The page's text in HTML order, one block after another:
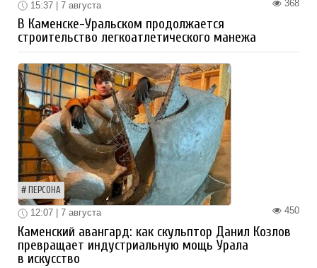
368
15:37 | 7 августа
В Каменске-Уральском продолжается
строительство легкоатлетического манежа
ПЕРСОНА
450
12:07 | 7 августа
Каменский авангард: как скульптор Данил Козлов
превращает индустриальную мощь Урала
в искусство